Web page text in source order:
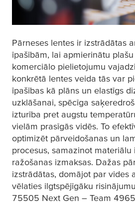
Pārneses lentes ir izstrādātas
īpašībām, lai apmierinātu
komerciālo pielietojumu
konkrētā lentes veida tās var
īpašības kā plāns un elastīgs
uzklāšanai, spēcīga
izturība pret augstu
vielām prasīgās vidēs. To
optimizēt pārveidošanas un
procesus, samazinot materiālu
ražošanas izmaksas. Dažas
izstrādātas, domājot par vides
vēlaties ilgtspējīgāku
75505 Next Gen – Team